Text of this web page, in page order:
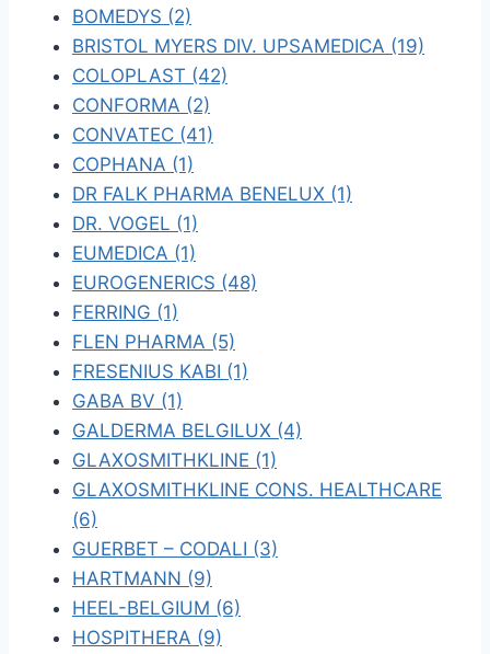
BOMEDYS (2)
BRISTOL MYERS DIV. UPSAMEDICA (19)
COLOPLAST (42)
CONFORMA (2)
CONVATEC (41)
COPHANA (1)
DR FALK PHARMA BENELUX (1)
DR. VOGEL (1)
EUMEDICA (1)
EUROGENERICS (48)
FERRING (1)
FLEN PHARMA (5)
FRESENIUS KABI (1)
GABA BV (1)
GALDERMA BELGILUX (4)
GLAXOSMITHKLINE (1)
GLAXOSMITHKLINE CONS. HEALTHCARE
(6)
GUERBET – CODALI (3)
HARTMANN (9)
HEEL-BELGIUM (6)
HOSPITHERA (9)